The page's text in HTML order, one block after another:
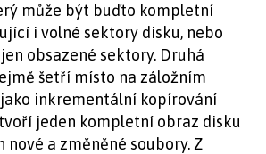
může být buďto kompletní
i volné sektory disku, nebo
obsazené sektory. Druhá
šetří místo na záložním
inkrementální kopírování
jeden kompletní obraz disku
nové a změněné soubory. Z